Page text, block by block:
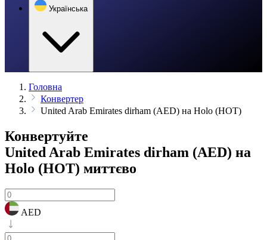
Українська
Головна
Конвертер
United Arab Emirates dirham (AED) на Holo (HOT)
Конвертуйте
United Arab Emirates dirham (AED) на
Holo (HOT) миттєво
AED